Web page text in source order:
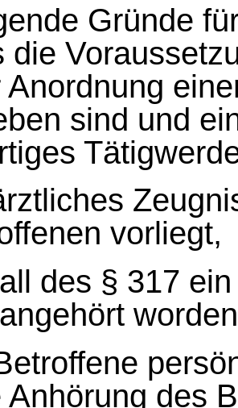
Gründe
die
Anordnung
sind und
vorliegt,
des § 317
Anhörung des